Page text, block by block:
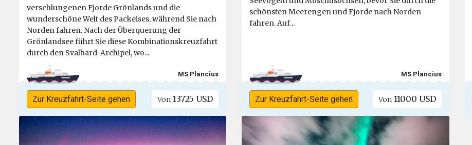
verschlungenen Fjorde Grönlands und die
wunderschöne Welt des Packeises, während Sie nach
Norden fahren. Nach der Überquerung der
Grönlandsee führt Sie diese Kombinationskreuzfahrt
durch den Svalbard-Archipel, wo...
MS Plancius
Zur Kreuzfahrt-Seite gehen Von 13725 USD
schönsten Meerengen und Fjorde nach Norden
fahren. Auf...
MS Plancius
Zur Kreuzfahrt-Seite gehen Von 11000 USD